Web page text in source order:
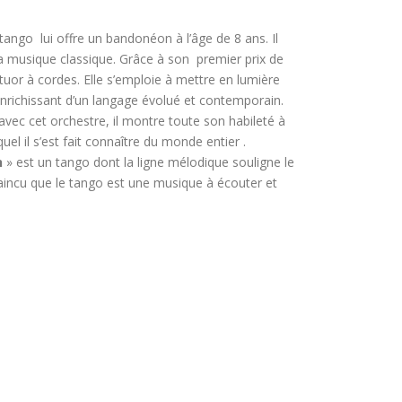
lui offre un bandonéon à l’âge de 8 ans. Il
classique. Grâce à son premier prix de
à cordes. Elle s’emploie à mettre en lumière
d’un langage évolué et contemporain.
cet orchestre, il montre toute son habileté à
il s’est fait connaître du monde entier .
» est un tango dont la ligne mélodique souligne le
que le tango est une musique à écouter et